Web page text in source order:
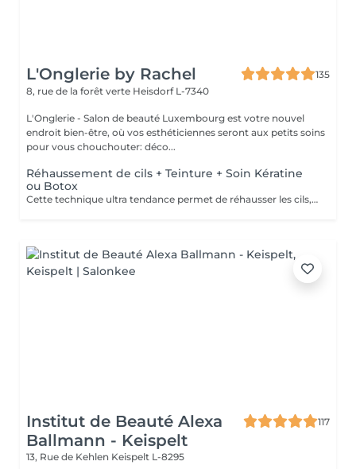
L'Onglerie by Rachel
135
8, rue de la forêt verte Heisdorf L-7340
L'Onglerie - Salon de beauté Luxembourg est votre nouvel
endroit bien-être, où vos esthéticiennes seront aux petits soins
pour vous chouchouter: déco...
Réhaussement de cils + Teinture + Soin Kératine
ou Botox
Cette technique ultra tendance permet de réhausser les cils, et leur apporter une courbure naturelle digne d'un mascara Découvrez le réhaussement de cils classique, soin Kératine ou combiné au soin Lash Botox: le Must Have du moment. C'est un soin réparateur pour les cils à base de kératine, panthénol et vitamines pour fortifier les cils endommagés ou fragiles, les nourrir, les hydrater et booster leur croissance. La formule du traitement est réalisée spécialement pour les cils, inoffensif pour les yeux, à base de : Vitamine E, pour rajeunir, restaurer et activer la pousse des cils. Panthénol : pour restaurer la structure du poil abimé, il enrobe chaque cil d'une pellicule qui lui ajoute volume, le nourrit, l'hydrate et stimule la pousse. Huile d'argan: hydrate, nourrit et régénère les cils, les fait briller. Kératine: remplit la structure et remplit les zones abîmées des cils. Recrée la couche de kératine naturelle. Collagène: referme les couches supérieures des cils, les rend plus flexibles, et doux. Acide Hyaluronique: restaure et hydrate les cils, empêche la perte d'humidité. Le traitement entraîne une pousse des cils, 40 % de volume en plus après le traitement soin, la teinture noire dure jusqu'à huit semaines, et l'effet du soin dure environ 2 mois. Il est possible de faire ce traitement tous les 2 à 3 mois, le résultat va s'ajouter, et les cils n'en seront que plus beaux, et en bonne santé.
Institut de Beauté Alexa
Ballmann - Keispelt
117
13, Rue de Kehlen Keispelt L-8295